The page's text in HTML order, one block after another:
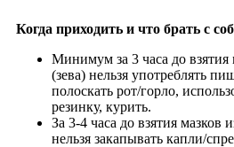
Когда приходить и что брать с
Минимум за 3 часа до взятия
(зева) нельзя употреблять
полоскать рот/горло,
резинку, курить.
За 3-4 часа до взятия мазков
нельзя закапывать капли/